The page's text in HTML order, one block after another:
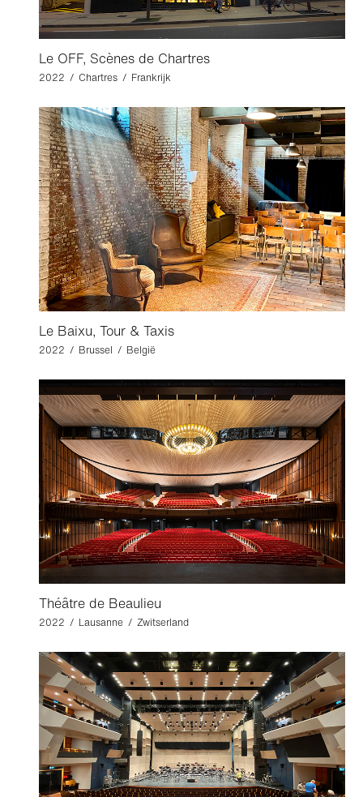
Le OFF, Scènes de Chartres
2022 / Chartres / Frankrijk
Le Baixu, Tour & Taxis
2022 / Brussel / België
Théâtre de Beaulieu
2022 / Lausanne / Zwitserland